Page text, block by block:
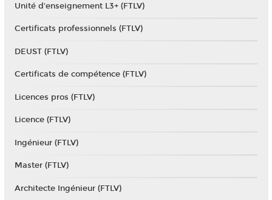
Unité d'enseignement L3+ (FTLV)
Certificats professionnels (FTLV)
DEUST (FTLV)
Certificats de compétence (FTLV)
Licences pros (FTLV)
Licence (FTLV)
Ingénieur (FTLV)
Master (FTLV)
Architecte Ingénieur (FTLV)